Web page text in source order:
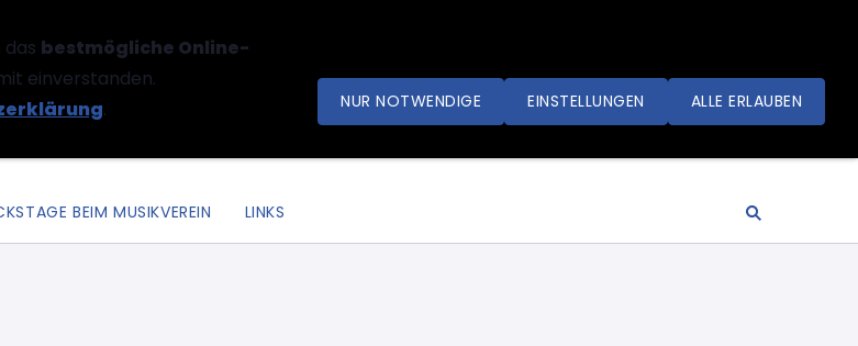
BEIM MUSIKVEREIN LINKS
bestmögliche Online-
einverstanden.
. NUR NOTWENDIGE EINSTELLUNGEN ALLE ERLAUBEN